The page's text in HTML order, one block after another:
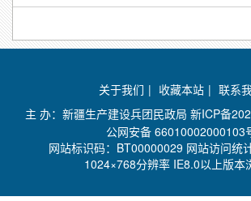
关于我们 | 收藏本站 | 联系
主 办：新疆生产建设兵团民政局 新ICP备
公网安备 66010002000103
网站标识码：BT00000029 网站访问统
1024×768分辨率 IE8.0以上版本